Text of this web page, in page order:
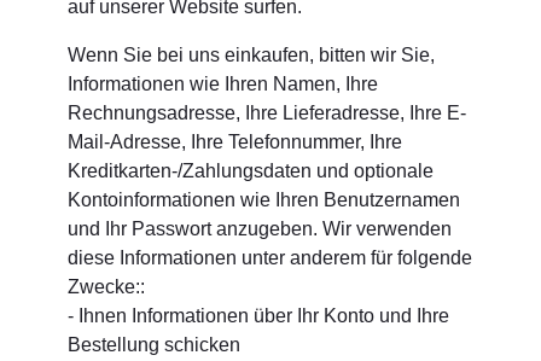
auf unserer Website surfen.
Wenn Sie bei uns einkaufen, bitten wir Sie,
Informationen wie Ihren Namen, Ihre
Rechnungsadresse, Ihre Lieferadresse, Ihre E-
Mail-Adresse, Ihre Telefonnummer, Ihre
Kreditkarten-/Zahlungsdaten und optionale
Kontoinformationen wie Ihren Benutzernamen
und Ihr Passwort anzugeben. Wir verwenden
diese Informationen unter anderem für folgende
Zwecke::
- Ihnen Informationen über Ihr Konto und Ihre
Bestellung schicken